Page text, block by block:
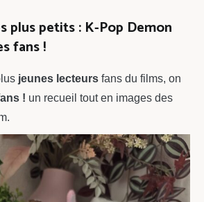
plus petits : K-Pop Demon
fans !
jeunes lecteurs fans du films, on
! un recueil tout en images des